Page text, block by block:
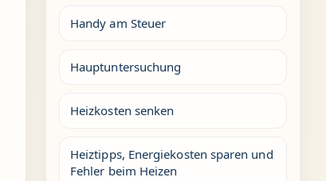
Handy am Steuer
Hauptuntersuchung
Heizkosten senken
Heiztipps, Energiekosten sparen und
Fehler beim Heizen